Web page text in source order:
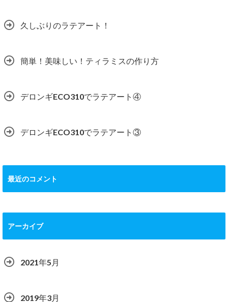
久しぶりのラテアート！
簡単！美味しい！ティラミスの作り方
デロンギECO310でラテアート④
デロンギECO310でラテアート③
最近のコメント
アーカイブ
2021年5月
2019年3月